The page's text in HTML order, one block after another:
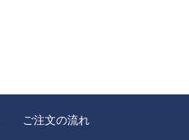
ご注文の流れ